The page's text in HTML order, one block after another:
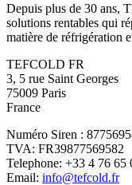
Depuis plus de 30 ans,
solutions rentables qui
matière de réfrigération
TEFCOLD FR
3, 5 rue Saint Georges
75009 Paris
France
Numéro Siren :
TVA: FR39877569582
Telephone: +33 4 76 65
Email: info@tefcold.fr